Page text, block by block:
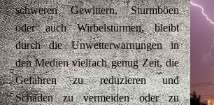
schweren Gewittern, Sturmböen
oder auch Wirbelstürmen, bleibt
durch die Unwetterwarnungen in
den Medien vielfach genug Zeit, die
Gefahren zu reduzieren und
Schäden zu vermeiden oder zu